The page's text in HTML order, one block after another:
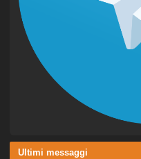
Ultimi messaggi